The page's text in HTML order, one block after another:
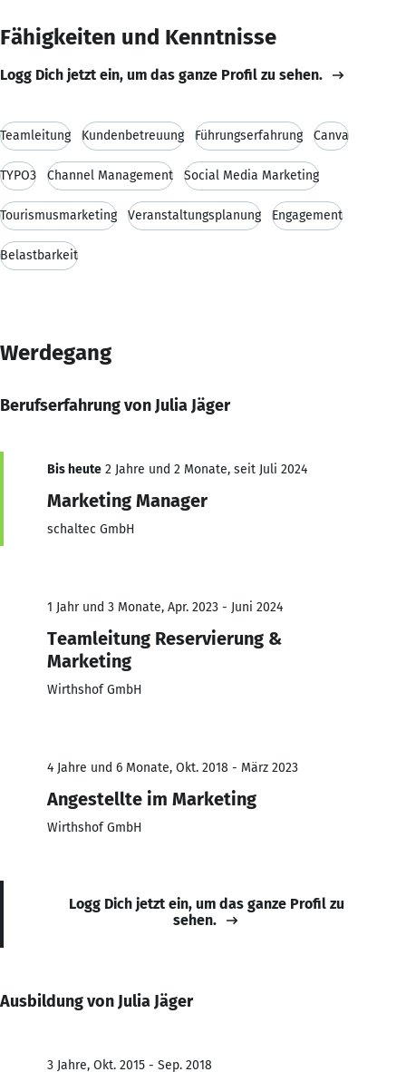
Fähigkeiten und Kenntnisse
Logg Dich jetzt ein, um das ganze Profil zu sehen.
Teamleitung Kundenbetreuung Führungserfahrung Canva
TYPO3 Channel Management Social Media Marketing
Tourismusmarketing Veranstaltungsplanung Engagement
Belastbarkeit
Werdegang
Berufserfahrung von Julia Jäger
Bis heute 2 Jahre und 2 Monate, seit Juli 2024
Marketing Manager
schaltec GmbH
1 Jahr und 3 Monate, Apr. 2023 - Juni 2024
Teamleitung Reservierung &
Marketing
Wirthshof GmbH
4 Jahre und 6 Monate, Okt. 2018 - März 2023
Angestellte im Marketing
Wirthshof GmbH
Logg Dich jetzt ein, um das ganze Profil zu
sehen.
Ausbildung von Julia Jäger
3 Jahre, Okt. 2015 - Sep. 2018